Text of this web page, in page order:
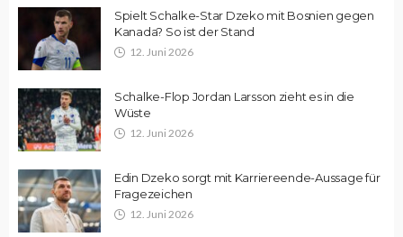
Spielt Schalke-Star Dzeko mit Bosnien gegen
Kanada? So ist der Stand
12. Juni 2026
Schalke-Flop Jordan Larsson zieht es in die
Wüste
12. Juni 2026
Edin Dzeko sorgt mit Karriereende-Aussage für
Fragezeichen
12. Juni 2026